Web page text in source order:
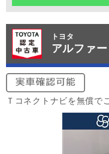
トヨタ
アルファ
Ｔコネクトナビを無償で